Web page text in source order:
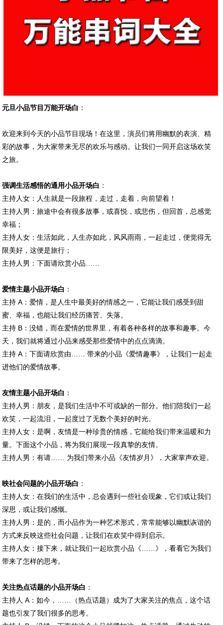
元旦小品节目万能开场白 ：
欢迎来到今天的小品节目现场！在这里，演员们将用幽默的表演、精
彩的故事，为大家带来无尽的欢乐与感动。让我们一同开启这场欢笑
之旅。
强调生活感悟的通用小品开场白 ：
主持人女：人生就是一段旅程，走过，走着，向前望着！
主持人男：旅途中会有很多故事，或喜悦，或悲伤，但回首，总感觉
幸福；
主持人女：生活如此，人生亦如此，风风雨雨，一起走过，便觉得无
限美好，这便是旅行；
主持人男：下面请欣赏小品……
爱情主题小品开场白 ：
主持 A：爱情，是人生中最美好的情感之一，它能让我们感受到甜
蜜、幸福，也能让我们经历痛苦、失落。
主持 B：没错，而在爱情的世界里，有着各种各样的故事和趣事。今
天，我们就将通过小品来感受那些爱情中的点点滴滴。
主持 A：下面请欣赏由…… 带来的小品《爱情趣事》，让我们一起走
进他们的爱情故事。
友情主题小品开场白 ：
主持人男：朋友，是我们生活中不可或缺的一部分。他们陪我们一起
欢笑，一起流泪，一起度过了无数个美好的时光。
主持人女：是啊，友情是一种珍贵的情感，它能给我们带来温暖和力
量。下面这个小品，将为我们展现一段真挚的友情。
主持人男：有请…… 为我们带来小品《友情岁月》，大家掌声欢迎。
映社会问题的小品开场白 ：
主持人女：在我们的生活中，总会遇到一些社会现象，它们或让我们
深思，或让我们感慨。
主持人男：是的，而小品作为一种艺术形式，常常能够以幽默诙谐的
方式来反映这些社会问题，让我们在欢笑中得到启示。
主持人女：接下来，就让我们一起欣赏小品《……》，看看它为我们
带来了怎样的思考。
关注热点话题的小品开场白 ：
主持人 A：如今，……（热点话题）成为了大家关注的焦点，这个话
题也引发了我们很多的思考。